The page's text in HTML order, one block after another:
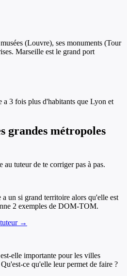
(Louvre), ses monuments (Tour
Marseille est le grand port
a 3 fois plus d'habitants que Lyon et
grandes métropoles
au tuteur de te corriger pas à pas.
un si grand territoire alors qu'elle est
2 exemples de DOM-TOM.
tuteur →
elle importante pour les villes
ce qu'elle leur permet de faire ?